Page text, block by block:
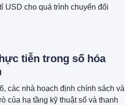
USD cho quá trình chuyển đổi
tiễn trong số hóa
các nhà hoạch định chính sách và
của hạ tầng kỹ thuật số và thanh